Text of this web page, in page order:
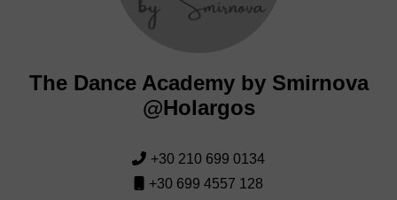
The Dance Academy by Smirnova
@Holargos
+30 210 699 0134
+30 699 4557 128